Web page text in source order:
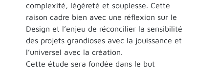
complexité, légèreté et souplesse. Cette
raison cadre bien avec une réflexion sur le
Design et l’enjeu de réconcilier la sensibilité
des projets grandioses avec la jouissance et
l’universel avec la création.
Cette étude sera fondée dans le but